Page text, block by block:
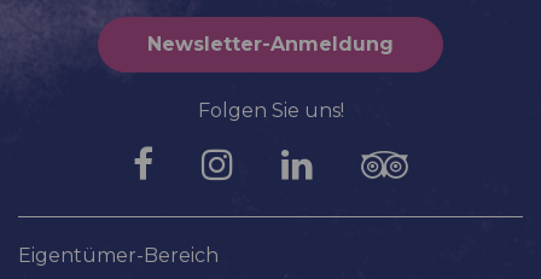
Newsletter-Anmeldung
Folgen Sie uns!
Eigentümer-Bereich